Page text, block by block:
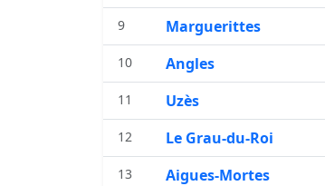
9 Marguerittes
10 Angles
11 Uzès
12 Le Grau-du-Roi
13 Aigues-Mortes